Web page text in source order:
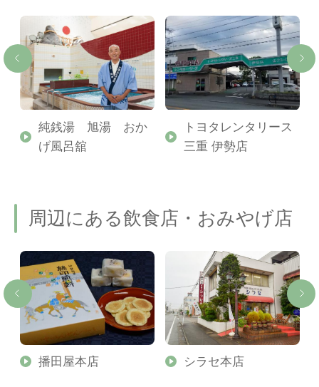
純銭湯 旭湯 おか
げ風呂舘
トヨタレンタリース
三重 伊勢店
周辺にある飲食店・おみやげ店
播田屋本店 シラセ本店